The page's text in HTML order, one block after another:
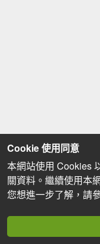
Cookie 使用同意
本網站使用 Cookies
關資料。繼續使用本
您想進一步了解，請